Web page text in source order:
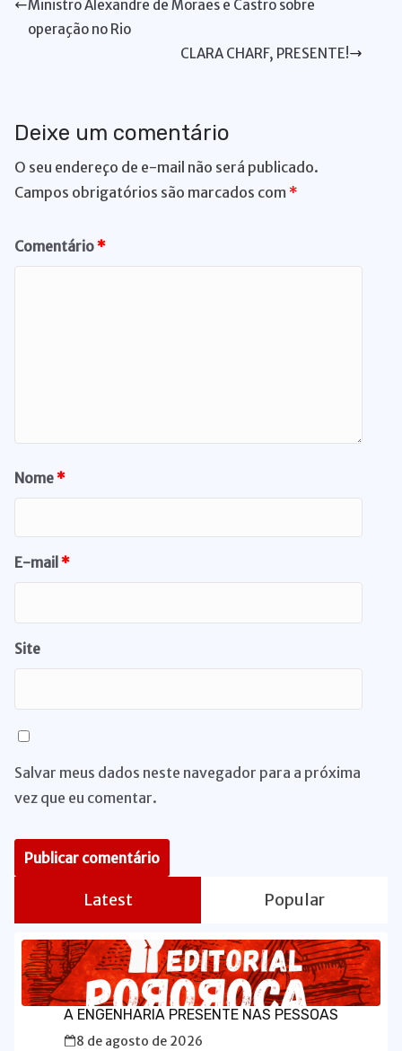
p o
k
Ministro Alexandre de Moraes e Castro sobre
operação no Rio
CLARA CHARF, PRESENTE!
Deixe um comentário
O seu endereço de e-mail não será publicado.
Campos obrigatórios são marcados com *
Comentário*
Nome*
E-mail *
Site
Salvar meus dados neste navegador para a próxima
vez que eu comentar.
Latest Popular
A ENGENHARIA PRESENTE NAS PESSOAS
8 de agosto de 2026